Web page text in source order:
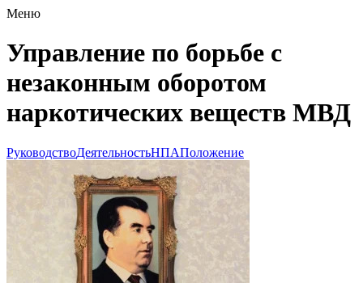
Меню
Управление по борьбе с
незаконным оборотом
наркотических веществ МВД
РуководствоДеятельностьНПАПоложение